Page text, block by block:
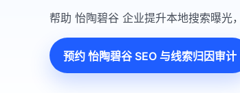
帮助 怡陶碧谷 企业提升本地搜索曝光
预约 怡陶碧谷 SEO 与线索归因审计